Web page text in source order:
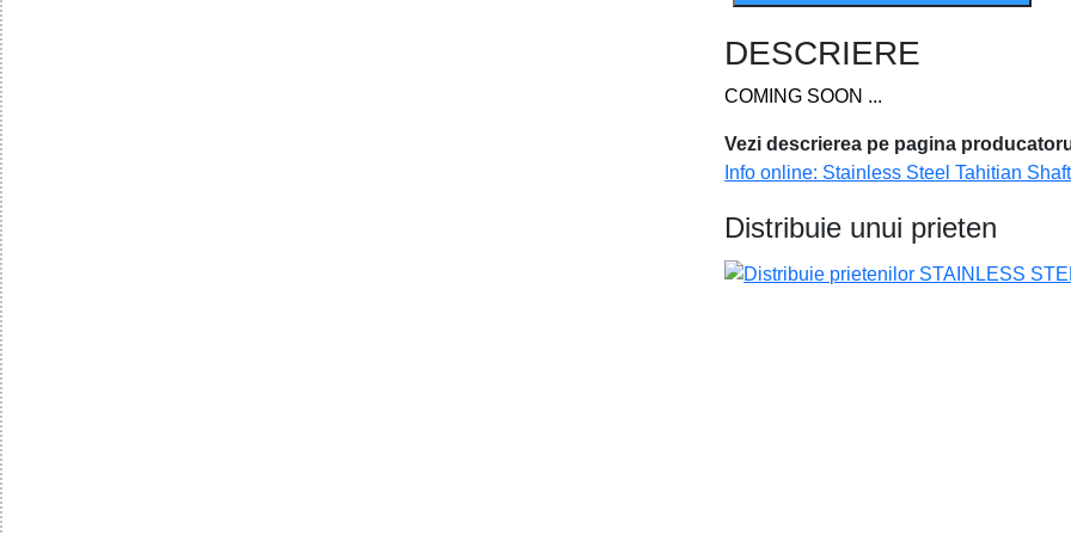
DESCRIERE
COMING SOON ...
Vezi descrierea pe pagina
Info online: Stainless Steel Tahitian
Distribuie unui prieten